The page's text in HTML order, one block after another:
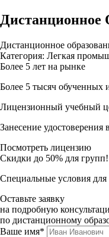
Дистанционное
Дистанционное
Категория: Легкая
Более 5 лет на рынке
Более 5 тысяч обученных
Лицензионный учебный
Занесение удостоверения
Посмотреть лицензию
Скидки до 50% для групп!
Специальные условия
Оставьте заявку
на подробную
по дистанционному
Ваше имя*